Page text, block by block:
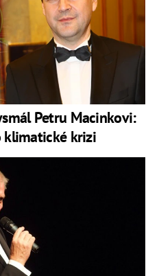
Petru Macinkovi:
krizi